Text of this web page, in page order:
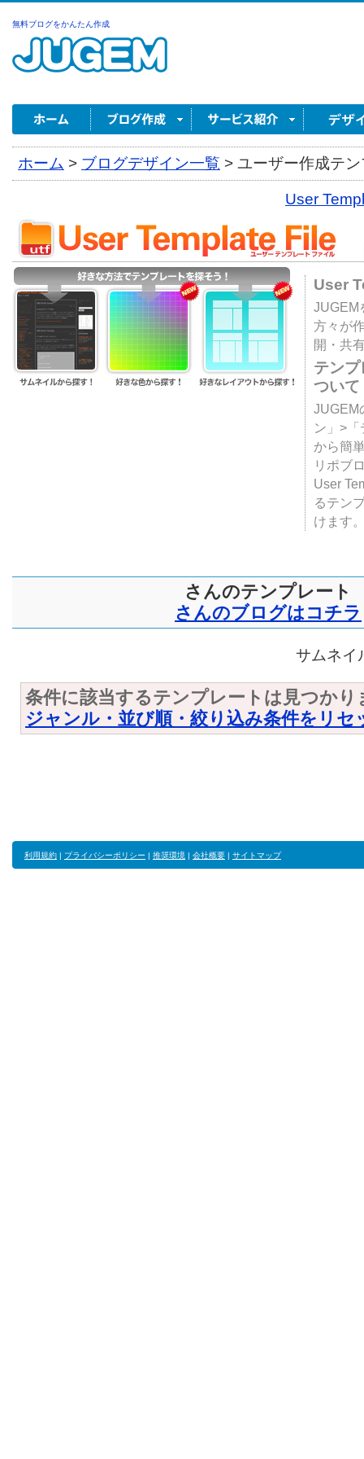
無料ブログをかんたん作成
ホーム > ブログデザイン一覧 > ユーザー作成テ
User
User
JUGEM
方々が
開・共
テン
ついて
JUGEM
ン」>
から簡
リポブ
User
るテン
けます
さんのテンプレート
さんのブログはコチラ
サムネイ
条件に該当するテンプレートは見つかり
ジャンル・並び順・絞り込み条件をリセ
利用規約 | プライバシーポリシー | 推奨環境 | 会社概要 | サイトマップ